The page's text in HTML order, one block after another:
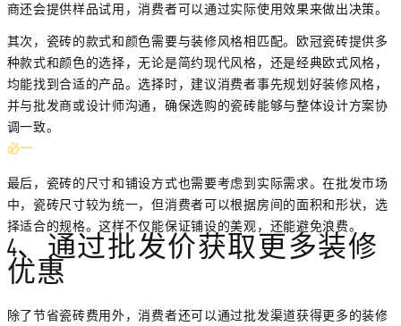
商还会提供样品试用，消费者可以通过实际使用效果来做出决策。
其次，瓷砖的款式和颜色需要与装修风格相匹配。欧冠瓷砖提供多
种款式和颜色的选择，无论是简约现代风格，还是经典欧式风格，
均能找到合适的产品。选择时，建议消费者事先规划好装修风格，
并与批发商或设计师沟通，确保选购的瓷砖能够与整体设计方案协
调一致。
必一
最后，瓷砖的尺寸和铺设方式也需要考虑到实际需求。在批发市场
中，瓷砖尺寸较为统一，但消费者可以根据房间的面积和形状，选
择适合的规格。这样不仅能保证铺设的美观，还能避免浪费。
4、通过批发价获取更多装修
优惠
除了节省瓷砖费用外，消费者还可以通过批发渠道获得更多的装修